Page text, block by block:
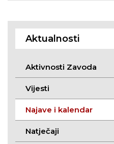
Aktualnosti
Aktivnosti Zavoda
Vijesti
Najave i kalendar
Natječaji